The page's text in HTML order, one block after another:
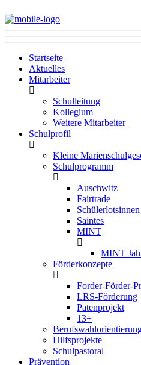
Startseite
Aktuelles
Mitarbeiter
Schulleitung
Kollegium
Weitere Mitarbeiter
Schulprofil
Kleine
Schulprogramm
Auschwitz
Fairtrade
Schülerlotsinnen
Saintes
MINT
MINT
Förderkonzepte
Forder-Förder-
LRS-Förderung
Patenprojekt
13+
Hilfsprojekte
Schulpastoral
Prävention